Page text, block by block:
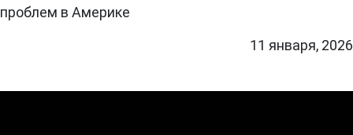
проблем в Америке
11 января, 2026